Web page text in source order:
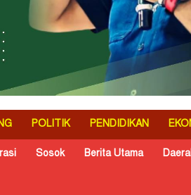
POLITIK PENDIDIKAN
Sosok Berita Utama